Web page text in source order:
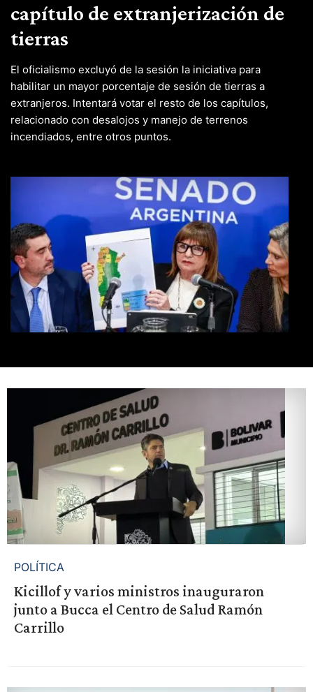
capítulo de extranjerización de
tierras
El oficialismo excluyó de la sesión la iniciativa para
habilitar un mayor porcentaje de sesión de tierras a
extranjeros. Intentará votar el resto de los capítulos,
relacionado con desalojos y manejo de terrenos
incendiados, entre otros puntos.
POLÍTICA
Kicillof y varios ministros inauguraron
junto a Bucca el Centro de Salud Ramón
Carrillo